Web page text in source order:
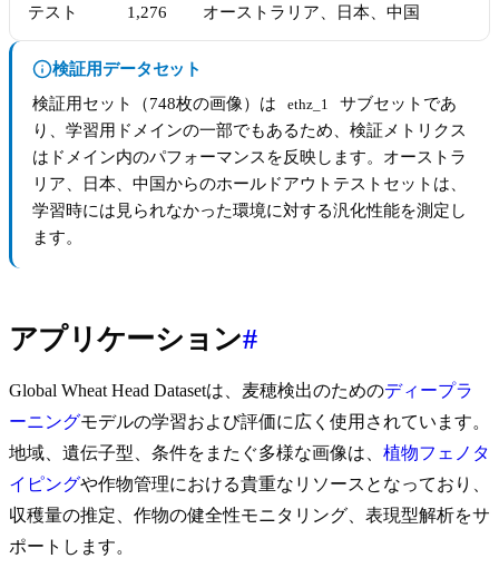
テスト 1,276 オーストラリア、日本、中国
検証用データセット
検証用セット（748枚の画像）は
ethz_1
サブセットであ
り、学習用ドメインの一部でもあるため、検証メトリクス
はドメイン内のパフォーマンスを反映します。オーストラ
リア、日本、中国からのホールドアウトテストセットは、
学習時には見られなかった環境に対する汎化性能を測定し
ます。
アプリケーション#
Global Wheat Head Datasetは、麦穂検出のためのディープラ
ーニングモデルの学習および評価に広く使用されています。
地域、遺伝子型、条件をまたぐ多様な画像は、 植物フェノタ
イピングや作物管理における貴重なリソースとなっており、
収穫量の推定、作物の健全性モニタリング、表現型解析をサ
ポートします。